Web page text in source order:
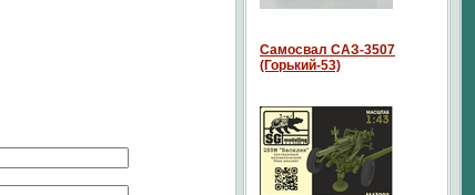
Самосвал САЗ-3507
(Горький-53)